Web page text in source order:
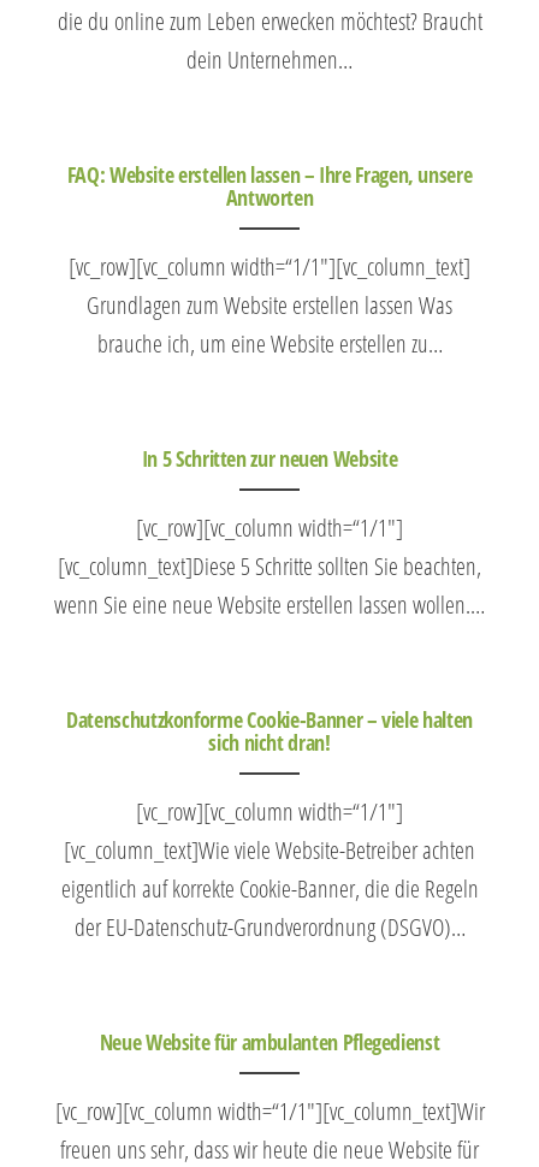
die du online zum Leben erwecken möchtest? Braucht
dein Unternehmen…
FAQ: Website erstellen lassen – Ihre Fragen, unsere
Antworten
[vc_row][vc_column width=“1/1″][vc_column_text]
Grundlagen zum Website erstellen lassen Was
brauche ich, um eine Website erstellen zu…
In 5 Schritten zur neuen Website
[vc_row][vc_column width=“1/1″]
[vc_column_text]Diese 5 Schritte sollten Sie beachten,
wenn Sie eine neue Website erstellen lassen wollen.…
Datenschutzkonforme Cookie-Banner – viele halten
sich nicht dran!
[vc_row][vc_column width=“1/1″]
[vc_column_text]Wie viele Website-Betreiber achten
eigentlich auf korrekte Cookie-Banner, die die Regeln
der EU-Datenschutz-Grundverordnung (DSGVO)…
Neue Website für ambulanten Pflegedienst
[vc_row][vc_column width=“1/1″][vc_column_text]Wir
freuen uns sehr, dass wir heute die neue Website für